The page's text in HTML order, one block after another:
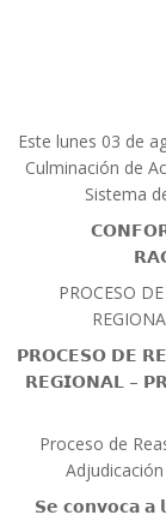
Este lunes 03 de
Culminación de
Sistema
PROCESO
𝗣𝗥𝗢𝗖𝗘𝗦𝗢 𝗗𝗘
𝗥𝗘𝗚𝗜𝗢𝗡𝗔𝗟 –
Proceso de
𝗦𝗲 𝗰𝗼𝗻𝘃𝗼𝗰𝗮 𝗮